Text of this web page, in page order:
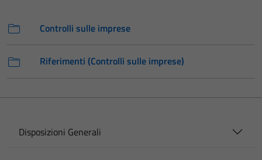
Controlli sulle imprese
Riferimenti (Controlli sulle imprese)
Disposizioni Generali